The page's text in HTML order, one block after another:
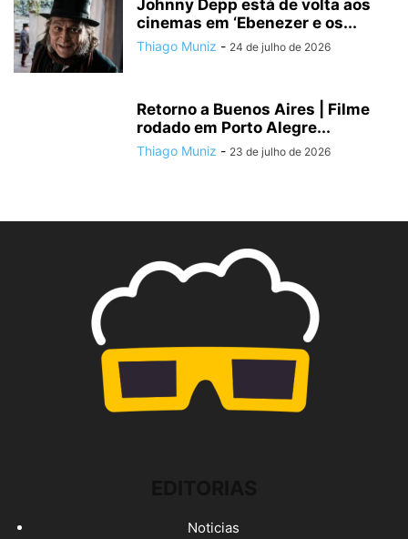
Johnny Depp está de volta aos
cinemas em ‘Ebenezer e os...
Thiago Muniz - 24 de julho de 2026
Retorno a Buenos Aires | Filme
rodado em Porto Alegre...
Thiago Muniz - 23 de julho de 2026
Noticias